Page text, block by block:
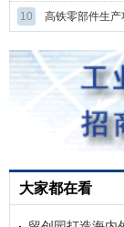
10 高铁零部件生产
大家都在看